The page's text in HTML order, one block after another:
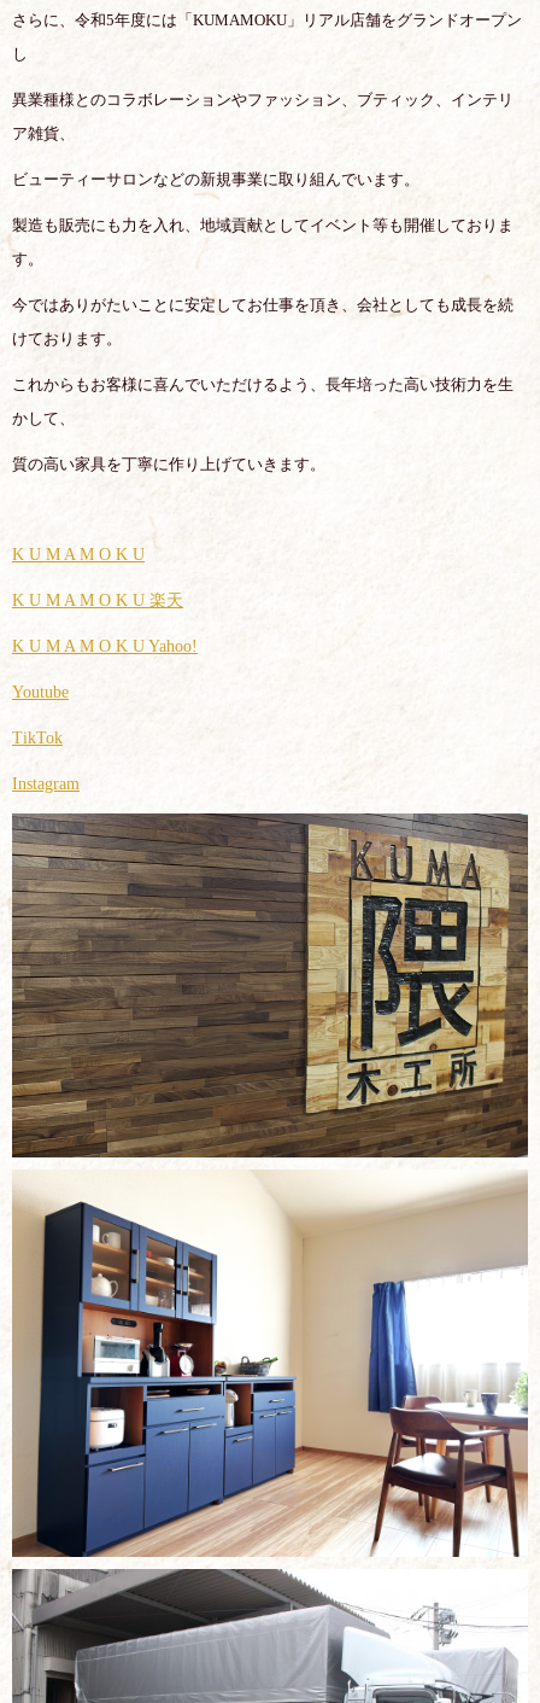
さらに、令和5年度には「KUMAMOKU」リアル店舗をグランドオープン
し
異業種様とのコラボレーションやファッション、ブティック、インテリ
ア雑貨、
ビューティーサロンなどの新規事業に取り組んでいます。
製造も販売にも力を入れ、地域貢献としてイベント等も開催しておりま
す。
今ではありがたいことに安定してお仕事を頂き、会社としても成長を続
けております。
これからもお客様に喜んでいただけるよう、長年培った高い技術力を生
かして、
質の高い家具を丁寧に作り上げていきます。
K U M A M O K U
K U M A M O K U 楽天
K U M A M O K U Yahoo!
Youtube
TikTok
Instagram